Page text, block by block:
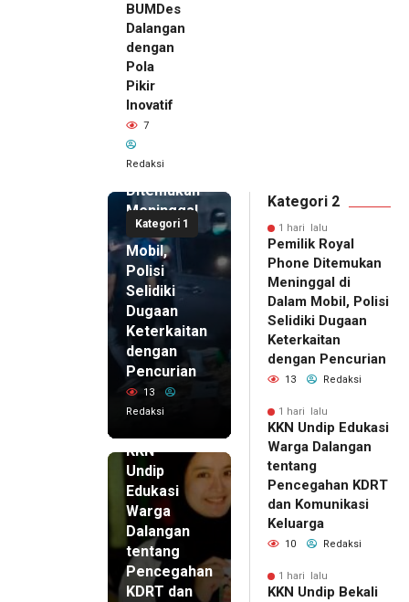
BUMDes
Dalangan
dengan
Pola
Pikir
Inovatif
7
Redaksi
Kategori 1
Pemilik
Royal
Phone
Ditemukan
Meninggal
di Dalam
Mobil,
Polisi
Selidiki
Dugaan
Keterkaitan
dengan
Pencurian
13
Redaksi
KKN
Undip
Edukasi
Warga
Dalangan
tentang
Pencegahan
KDRT dan
Kategori 2
1 hari lalu
Pemilik Royal
Phone Ditemukan
Meninggal di
Dalam Mobil, Polisi
Selidiki Dugaan
Keterkaitan
dengan Pencurian
13 Redaksi
1 hari lalu
KKN Undip Edukasi
Warga Dalangan
tentang
Pencegahan KDRT
dan Komunikasi
Keluarga
10 Redaksi
1 hari lalu
KKN Undip Bekali